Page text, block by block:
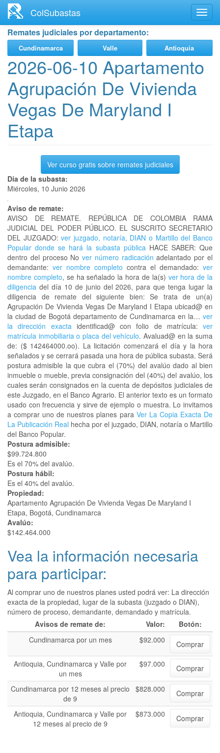
contenido
principal
ColSubastas
Remates judiciales por departamento:
Cundinamarca Valle Antioquia
2026-06-10 Apartamento
Agrupación De Vivienda
Vegas De Maryland I
Etapa
Ver curso gratis sobre remates judiciales
Día de la subasta:
Miércoles, 10 Junio 2026
Aviso de remate:
AVISO DE REMATE. REPÚBLICA DE COLOMBIA RAMA
JUDICIAL DEL PODER PÚBLICO. EL SUSCRITO SECRETARIO
DEL JUZGADO: ver juzgado, notaría, DIAN o Martillo del Banco
Popular donde se hará la subasta públicaHACE SABER: Que
dentro del proceso Nover número radicación adelantado por el
demandante: ver nombre completo contra el demandado: ver
nombre completo, se ha señalado la hora de la(s) ver hora de la
diligencia del día 10 de junio del 2026, para que tenga lugar la
diligencia de remate del siguiente bien: Se trata de un(a)
Agrupación De Vivienda Vegas De Maryland I Etapa ubicad@ en
la ciudad de Bogotá departamento de Cundinamarca en la… ver
la dirección exactaidentificad@ con folio de matrícula: ver
matrícula inmobiliaria o placa del vehículo. Avaluad@ en la suma
de: ($ 142464000.oo). La licitación comenzará el día y la hora
señalados y se cerrará pasada una hora de pública subasta. Será
postura admisible la que cubra el (70%) del avalúo dado al bien
inmueble o mueble, previa consignación del (40%) del avalúo, los
cuales serán consignados en la cuenta de depósitos judiciales de
este Juzgado, en el Banco Agrario. El anterior texto es un formato
usado con frecuencia y sirve de ejemplo o muestra. Lo invitamos
a comprar uno de nuestros planes para Ver La Copia Exacta De
La Publicación Real hecha por el juzgado, DIAN, notaría o Martillo
del Banco Popular.
Postura admisible:
$99.724.800
Es el 70% del avalúo.
Postura hábil:
Es el 40% del avalúo.
Propiedad:
Apartamento Agrupación De Vivienda Vegas De Maryland I
Etapa, Bogotá, Cundinamarca
Avalúo:
$142.464.000
Vea la información necesaria
para participar:
Al comprar uno de nuestros planes usted podrá ver: La dirección
exacta de la propiedad, lugar de la subasta (juzgado o DIAN),
número de proceso, demandante, demandado y matrícula.
Avisos de remate de:
Valor:
Botón:
Cundinamarca por un mes
$92.000
Comprar
Antioquia, Cundinamarca y Valle por
un mes
$97.000 Comprar
Cundinamarca por 12 meses al precio
de 9
$828.000 Comprar
Antioquia, Cundinamarca y Valle por
12 meses al precio de 9
$873.000 Comprar